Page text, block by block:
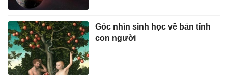
Góc nhìn sinh học về bản tính
con người